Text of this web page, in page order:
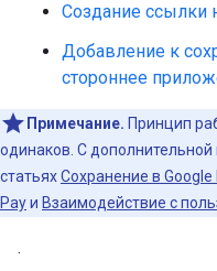
Создание ссылки
Добавление к
стороннее
Примечание. Принцип
одинаков. С
статьяхСохранение в Google
Payи Взаимодействие с
.